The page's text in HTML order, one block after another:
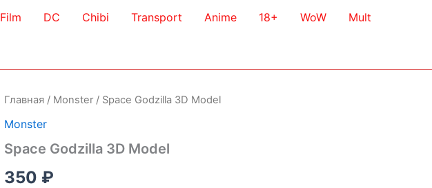
Film DC Chibi Transport Anime 18+ WoW Mult
Главная / Monster / Space Godzilla 3D Model
Monster
Space Godzilla 3D Model
350 ₽